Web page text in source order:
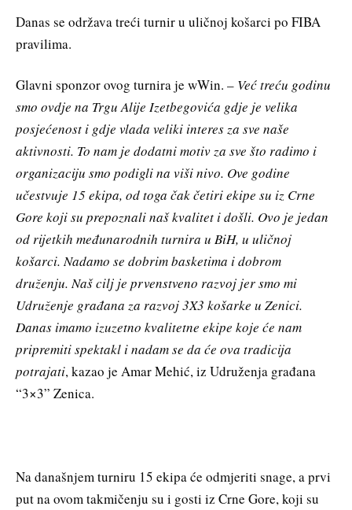
Danas se održava treći turnir u uličnoj košarci po FIBA
pravilima.
Glavni sponzor ovog turnira je wWin. – Već treću godinu
smo ovdje na Trgu Alije Izetbegovića gdje je velika
posjećenost i gdje vlada veliki interes za sve naše
aktivnosti. To nam je dodatni motiv za sve što radimo i
organizaciju smo podigli na viši nivo. Ove godine
učestvuje 15 ekipa, od toga čak četiri ekipe su iz Crne
Gore koji su prepoznali naš kvalitet i došli. Ovo je jedan
od rijetkih međunarodnih turnira u BiH, u uličnoj
košarci. Nadamo se dobrim basketima i dobrom
druženju. Naš cilj je prvenstveno razvoj jer smo mi
Udruženje građana za razvoj 3X3 košarke u Zenici.
Danas imamo izuzetno kvalitetne ekipe koje će nam
pripremiti spektakl i nadam se da će ova tradicija
potrajati, kazao je Amar Mehić, iz Udruženja građana
“3×3” Zenica.
Na današnjem turniru 15 ekipa će odmjeriti snage, a prvi
put na ovom takmičenju su i gosti iz Crne Gore, koji su